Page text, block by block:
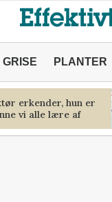
GRISE PLANTER
erkender, hun er
vi alle lære af